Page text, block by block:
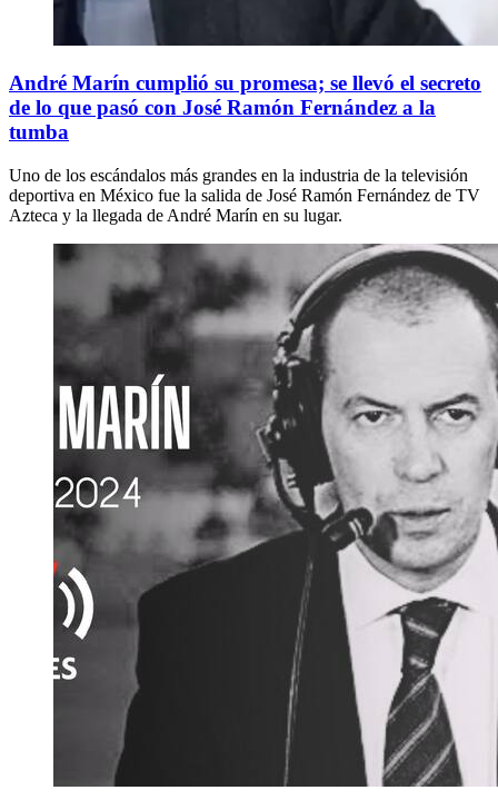
André Marín cumplió su promesa; se llevó el secreto
de lo que pasó con José Ramón Fernández a la
tumba
Uno de los escándalos más grandes en la industria de la televisión
deportiva en México fue la salida de José Ramón Fernández de TV
Azteca y la llegada de André Marín en su lugar.